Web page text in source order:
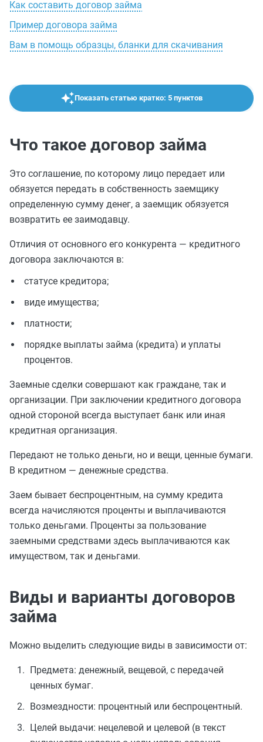
Как составить договор займа
Пример договора займа
Вам в помощь образцы, бланки для скачивания
Показать статью кратко: 5 пунктов
Что такое договор займа
Это соглашение, по которому лицо передает или
обязуется передать в собственность заемщику
определенную сумму денег, а заемщик обязуется
возвратить ее заимодавцу.
Отличия от основного его конкурента — кредитного
договора заключаются в:
статусе кредитора;
виде имущества;
платности;
порядке выплаты займа (кредита) и уплаты
процентов.
Заемные сделки совершают как граждане, так и
организации. При заключении кредитного договора
одной стороной всегда выступает банк или иная
кредитная организация.
Передают не только деньги, но и вещи, ценные бумаги.
В кредитном — денежные средства.
Заем бывает беспроцентным, на сумму кредита
всегда начисляются проценты и выплачиваются
только деньгами. Проценты за пользование
заемными средствами здесь выплачиваются как
имуществом, так и деньгами.
Виды и варианты договоров
займа
Можно выделить следующие виды в зависимости от:
Предмета: денежный, вещевой, с передачей
ценных бумаг.
Возмездности: процентный или беспроцентный.
Целей выдачи: нецелевой и целевой (в текст